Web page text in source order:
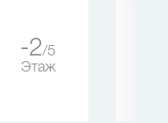
-2 5
Этаж